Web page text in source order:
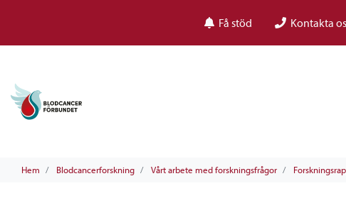
Få stöd Kontakta
Hem Blodcancerforskning Vårt arbete med forskningsfrågor